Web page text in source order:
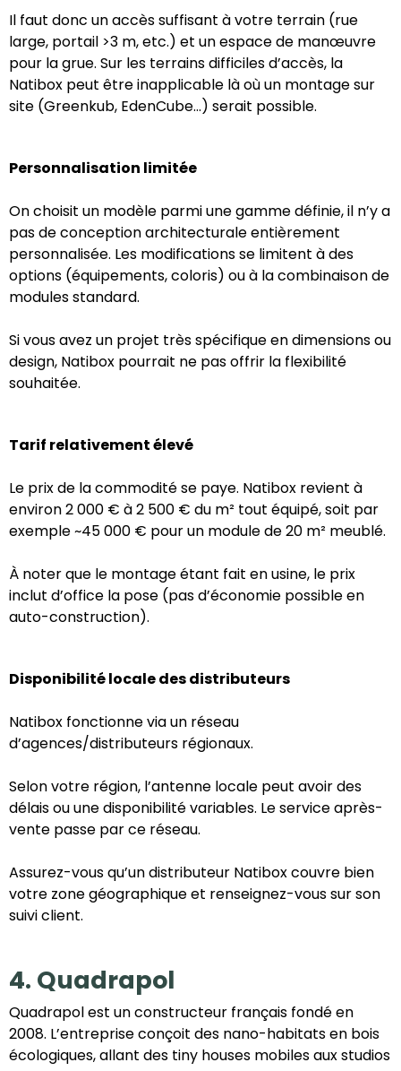
Il faut donc un accès suffisant à votre terrain (rue
large, portail >3 m, etc.) et un espace de manœuvre
pour la grue. Sur les terrains difficiles d’accès, la
Natibox peut être inapplicable là où un montage sur
site (Greenkub, EdenCube…) serait possible.
Personnalisation limitée
On choisit un modèle parmi une gamme définie, il n’y a
pas de conception architecturale entièrement
personnalisée. Les modifications se limitent à des
options (équipements, coloris) ou à la combinaison de
modules standard.
Si vous avez un projet très spécifique en dimensions ou
design, Natibox pourrait ne pas offrir la flexibilité
souhaitée.
Tarif relativement élevé
Le prix de la commodité se paye. Natibox revient à
environ 2 000 € à 2 500 € du m² tout équipé, soit par
exemple ~45 000 € pour un module de 20 m² meublé.
À noter que le montage étant fait en usine, le prix
inclut d’office la pose (pas d’économie possible en
auto-construction).
Disponibilité locale des distributeurs
Natibox fonctionne via un réseau
d’agences/distributeurs régionaux.
Selon votre région, l’antenne locale peut avoir des
délais ou une disponibilité variables. Le service après-
vente passe par ce réseau.
Assurez-vous qu’un distributeur Natibox couvre bien
votre zone géographique et renseignez-vous sur son
suivi client.
4. Quadrapol
Quadrapol est un constructeur français fondé en
2008. L’entreprise conçoit des nano-habitats en bois
écologiques, allant des tiny houses mobiles aux studios